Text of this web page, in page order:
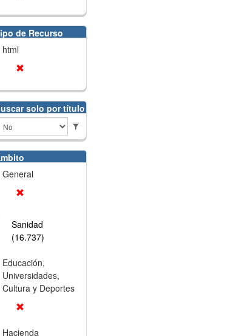
de Recurso
html
solo por título
General
Sanidad
(16.737)
Educación,
Universidades,
Cultura y Deportes
Hacienda